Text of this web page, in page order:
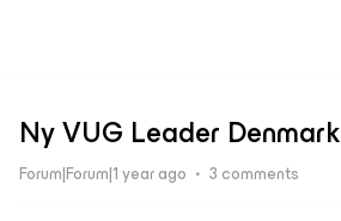
Ny VUG Leader Denmark
Forum|Forum|1 year ago 3 comments